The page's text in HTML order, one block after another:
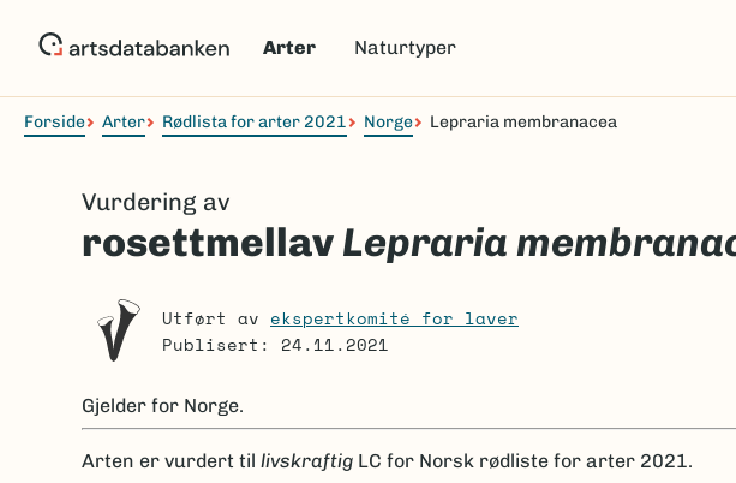
Arter Naturtyper
Navigasjonssti
Forside Arter Rødlista for arter 2021 Norge Lepraria membranacea
Vurdering av
rosettmellav Lepraria
Utført av ekspertkomité for laver
Publisert: 24.11.2021
Gjelder for Norge.
Arten er vurdert til livskraftig LC for Norsk rødliste for arter 2021.